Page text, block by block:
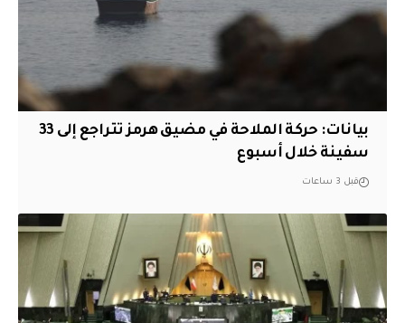
بيانات: حركة الملاحة في مضيق هرمز تتراجع إلى 33
سفينة خلال أسبوع
قبل 3 ساعات